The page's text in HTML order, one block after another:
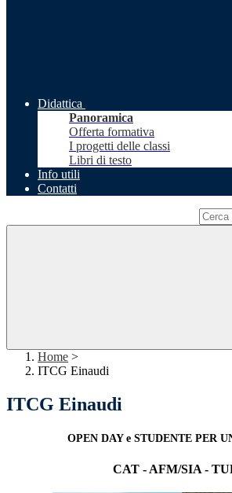
Didattica
Panoramica
Offerta formativa
I progetti delle classi
Libri di testo
Info utili
Contatti
Home >
ITCG Einaudi
ITCG Einaudi
OPEN DAY e STUDENTE PER
CAT - AFM/SIA -